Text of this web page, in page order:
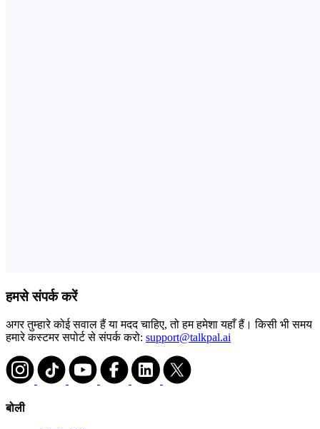
हमसे संपर्क करें
अगर तुम्हारे कोई सवाल हैं या मदद चाहिए, तो हम हमेशा यहाँ हैं। किसी भी समय
हमारे कस्टमर सपोर्ट से संपर्क करो: support@talkpal.ai
बोली